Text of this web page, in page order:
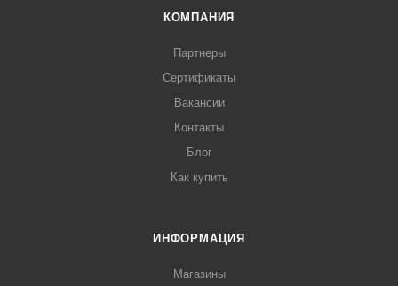
КОМПАНИЯ
Партнеры
Сертификаты
Вакансии
Контакты
Блог
Как купить
ИНФОРМАЦИЯ
Магазины